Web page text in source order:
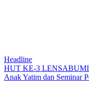
Headline
HUT KE-3
Anak Yatim dan Seminar